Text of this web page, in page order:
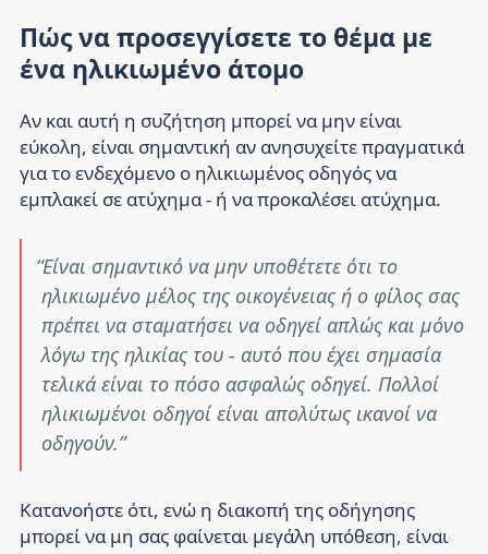
Πώς να προσεγγίσετε το θέμα με
ένα ηλικιωμένο άτομο
Αν και αυτή η συζήτηση μπορεί να μην είναι
εύκολη, είναι σημαντική αν ανησυχείτε πραγματικά
για το ενδεχόμενο ο ηλικιωμένος οδηγός να
εμπλακεί σε ατύχημα - ή να προκαλέσει ατύχημα.
Είναι σημαντικό να μην υποθέτετε ότι το
ηλικιωμένο μέλος της οικογένειας ή ο φίλος σας
πρέπει να σταματήσει να οδηγεί απλώς και μόνο
λόγω της ηλικίας του - αυτό που έχει σημασία
τελικά είναι το πόσο ασφαλώς οδηγεί. Πολλοί
ηλικιωμένοι οδηγοί είναι απολύτως ικανοί να
οδηγούν.
Κατανοήστε ότι, ενώ η διακοπή της οδήγησης
μπορεί να μη σας φαίνεται μεγάλη υπόθεση, είναι